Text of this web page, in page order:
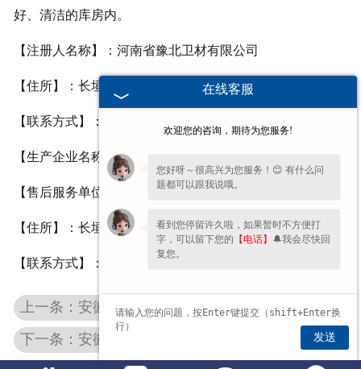
好、清洁的库房内。
【注册人名称】：河南省豫北卫材有限公司
【住所】：长垣县蒲东工业园区
【联系方式】：0373-8816227/8816226
【生产企业名称】：河南省豫北卫材有限公司
【售后服务单位】：河南省豫北卫材有限公司
【住所】：长垣县蒲东工业园区
【联系方式】：0373-8816227/8816226
上一条：安徽自粘式伤口护贴
下一条：安徽易折式碘伏棉签
在线客服
欢迎您的咨询，期待为您服务!
您好呀～很高兴为您服务！😊 有什么问
题都可以跟我说哦。
看到您停留许久啦，如果暂时不方便打
字，可以留下您的 【电话】 🔔我会尽快回
复您。
发送